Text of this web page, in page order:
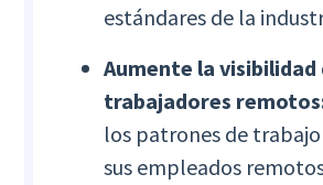
estándares de la
Aumente la visibilidad
trabajadores
los patrones de
sus empleados